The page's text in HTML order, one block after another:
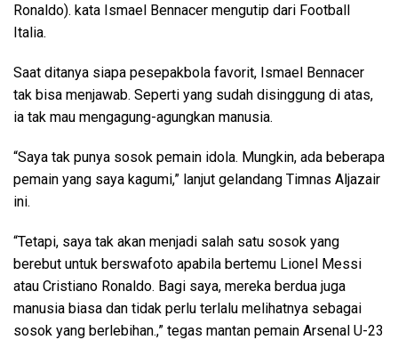
Ronaldo). kata Ismael Bennacer mengutip dari Football
Italia.
Saat ditanya siapa pesepakbola favorit, Ismael Bennacer
tak bisa menjawab. Seperti yang sudah disinggung di atas,
ia tak mau mengagung-agungkan manusia.
“Saya tak punya sosok pemain idola. Mungkin, ada beberapa
pemain yang saya kagumi,” lanjut gelandang Timnas Aljazair
ini.
“Tetapi, saya tak akan menjadi salah satu sosok yang
berebut untuk berswafoto apabila bertemu Lionel Messi
atau Cristiano Ronaldo. Bagi saya, mereka berdua juga
manusia biasa dan tidak perlu terlalu melihatnya sebagai
sosok yang berlebihan.,” tegas mantan pemain Arsenal U-23